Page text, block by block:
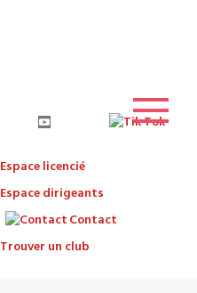
Espace licencié
Espace dirigeants
Contact
Trouver un club